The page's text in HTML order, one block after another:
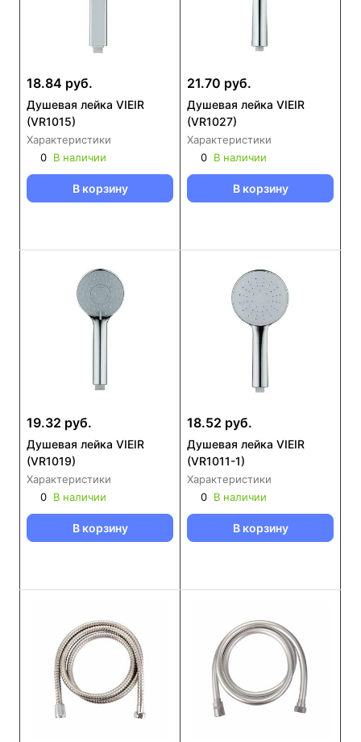
18.84 руб.
Душевая лейка VIEIR
(VR1015)
Характеристики
0 В наличии
В корзину
21.70 руб.
Душевая лейка VIEIR
(VR1027)
Характеристики
0 В наличии
В корзину
19.32 руб.
Душевая лейка VIEIR
(VR1019)
Характеристики
0 В наличии
В корзину
18.52 руб.
Душевая лейка VIEIR
(VR1011-1)
Характеристики
0 В наличии
В корзину